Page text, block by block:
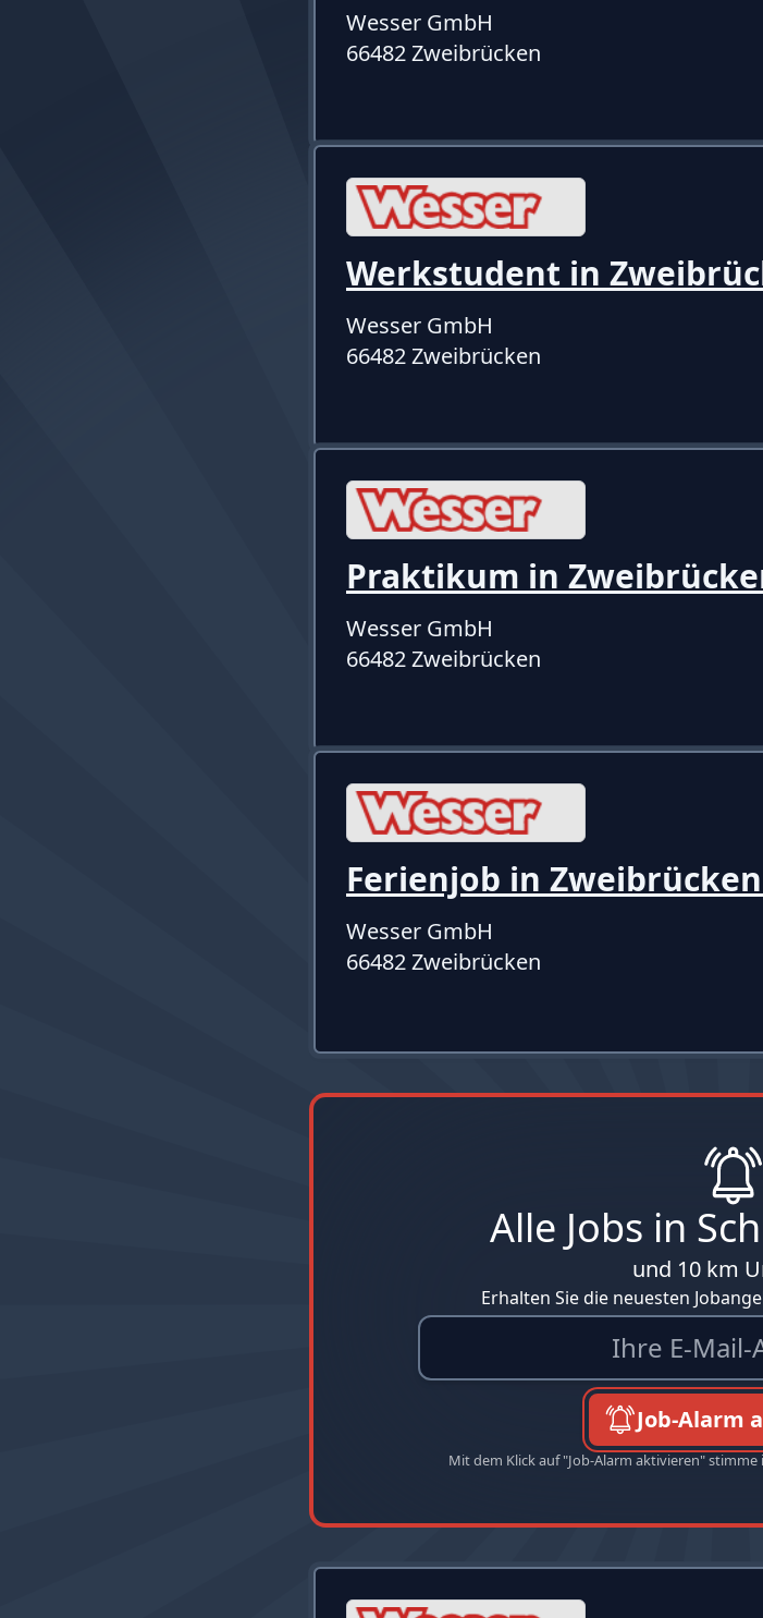
Wesser GmbH
66482 Zweibrücken
Werkstudent in
Wesser GmbH
66482 Zweibrücken
Praktikum in
Wesser GmbH
66482 Zweibrücken
Ferienjob in Zweibrücken
Wesser GmbH
66482 Zweibrücken
Alle Jobs in
und 10 km
Erhalten Sie die neuesten
Job-Alarm
Mit dem Klick auf "Job-Alarm aktivieren" stimme